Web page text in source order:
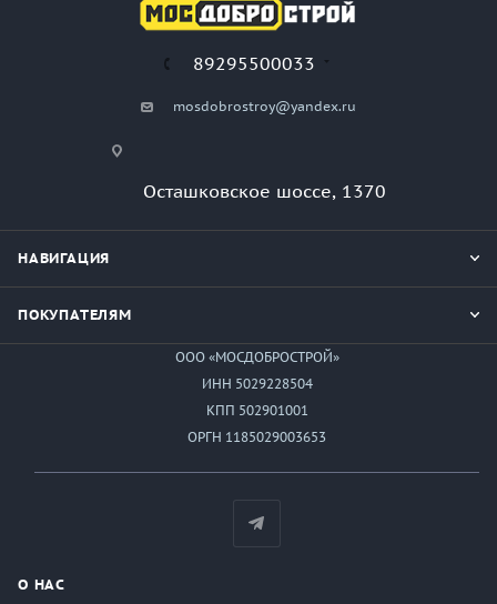
89295500033
mosdobrostroy@yandex.ru
Осташковское шоссе, 1370
НАВИГАЦИЯ
ПОКУПАТЕЛЯМ
ООО «МОСДОБРОСТРОЙ»
ИНН 5029228504
КПП 502901001
ОРГН 1185029003653
О НАС